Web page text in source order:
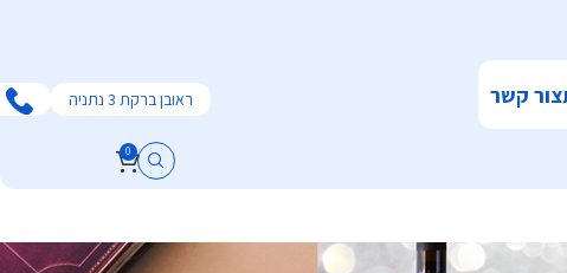
צור קשר ראובן ברקת 3 נתניה
0